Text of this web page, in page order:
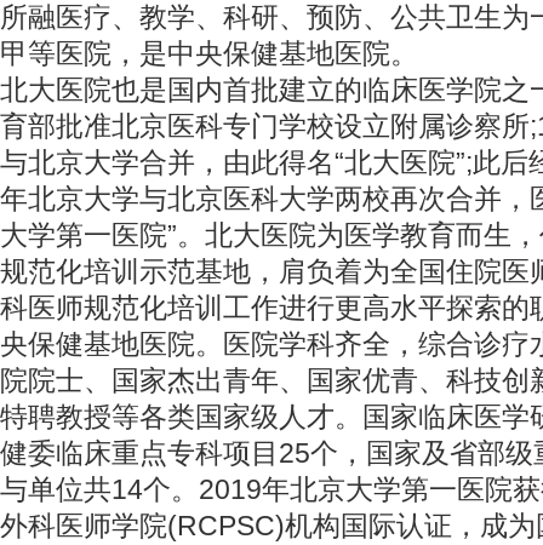
所融医疗、教学、科研、预防、公共卫生为
甲等医院，是中央保健基地医院。
北大医院也是国内首批建立的临床医学院之
育部批准北京医科专门学校设立附属诊察所
与北京大学合并，由此得名“北大医院”;此
年北京大学与北京医科大学两校再次合并，
大学第一医院”。北大医院为医学教育而生
规范化培训示范基地，肩负着为全国住院医
科医师规范化培训工作进行更高水平探索的
央保健基地医院。医院学科齐全，综合诊疗
院院士、国家杰出青年、国家优青、科技创
特聘教授等各类国家级人才。国家临床医学
健委临床重点专科项目25个，国家及省部
与单位共14个。2019年北京大学第一医院
外科医师学院(RCPSC)机构国际认证，成